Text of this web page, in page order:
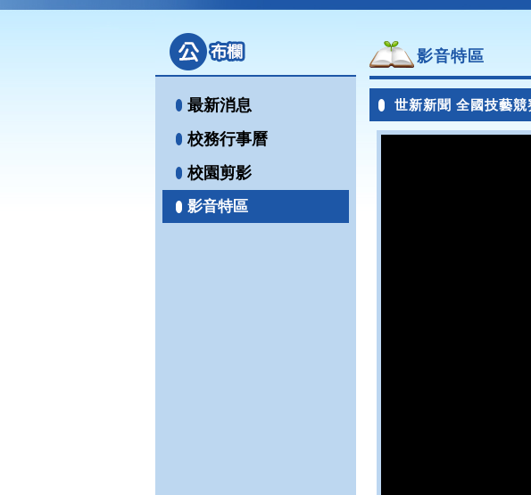
最新消息
校務行事曆
校園剪影
影音特區
影音特區
世新新聞 全國技藝